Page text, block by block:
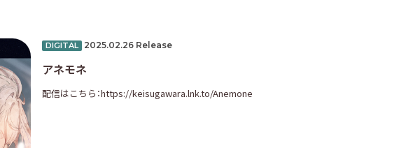
DIGITAL 2025.02.26 Release
アネモネ
配信はこちら：https://keisugawara.lnk.to/Anemone